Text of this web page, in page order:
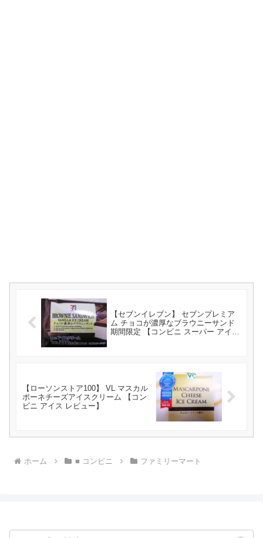
【セブンイレブン】 セブンプレミア
ム チョコが濃厚なブラウニーサンド
期間限定 【コンビニ スーパー アイス
【ローソンストア100】 VL マスカル
ポーネチーズアイスクリーム 【コン
ビニ アイス レビュー】
ホーム ■ コンビニ ファミリーマート